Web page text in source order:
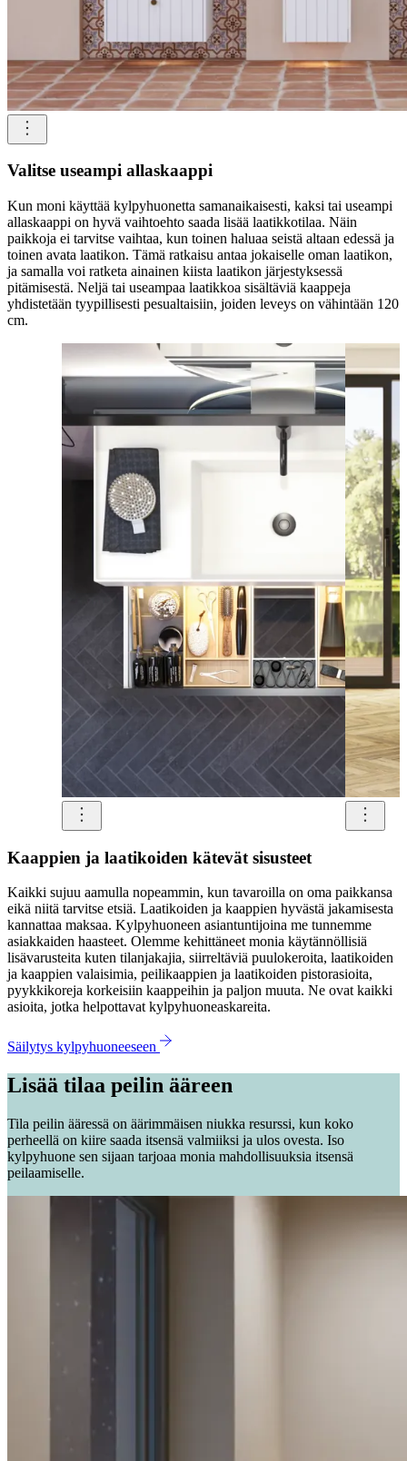
Valitse useampi allaskaappi
Kun moni käyttää kylpyhuonetta samanaikaisesti, kaksi tai useampi
allaskaappi on hyvä vaihtoehto saada lisää laatikkotilaa. Näin
paikkoja ei tarvitse vaihtaa, kun toinen haluaa seistä altaan edessä ja
toinen avata laatikon. Tämä ratkaisu antaa jokaiselle oman laatikon,
ja samalla voi ratketa ainainen kiista laatikon järjestyksessä
pitämisestä. Neljä tai useampaa laatikkoa sisältäviä kaappeja
yhdistetään tyypillisesti pesualtaisiin, joiden leveys on vähintään 120
cm.
Kaappien ja laatikoiden kätevät sisusteet
Kaikki sujuu aamulla nopeammin, kun tavaroilla on oma paikkansa
eikä niitä tarvitse etsiä. Laatikoiden ja kaappien hyvästä jakamisesta
kannattaa maksaa. Kylpyhuoneen asiantuntijoina me tunnemme
asiakkaiden haasteet. Olemme kehittäneet monia käytännöllisiä
lisävarusteita kuten tilanjakajia, siirreltäviä puulokeroita, laatikoiden
ja kaappien valaisimia, peilikaappien ja laatikoiden pistorasioita,
pyykkikoreja korkeisiin kaappeihin ja paljon muuta. Ne ovat kaikki
asioita, jotka helpottavat kylpyhuoneaskareita.
Säilytys kylpyhuoneeseen
Lisää tilaa peilin ääreen
Tila peilin ääressä on äärimmäisen niukka resurssi, kun koko
perheellä on kiire saada itsensä valmiiksi ja ulos ovesta. Iso
kylpyhuone sen sijaan tarjoaa monia mahdollisuuksia itsensä
peilaamiselle.